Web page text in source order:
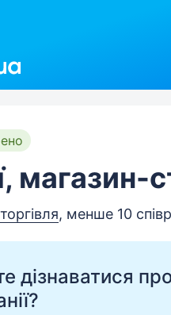
магазин-
, менше 10
дізнаватися про